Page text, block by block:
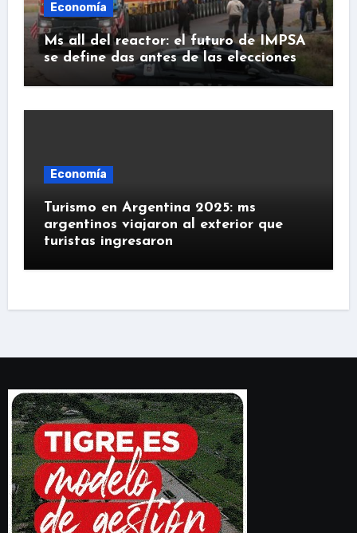
Economía
Ms all del reactor: el futuro de IMPSA
se define das antes de las elecciones
Economía
Turismo en Argentina 2025: ms
argentinos viajaron al exterior que
turistas ingresaron